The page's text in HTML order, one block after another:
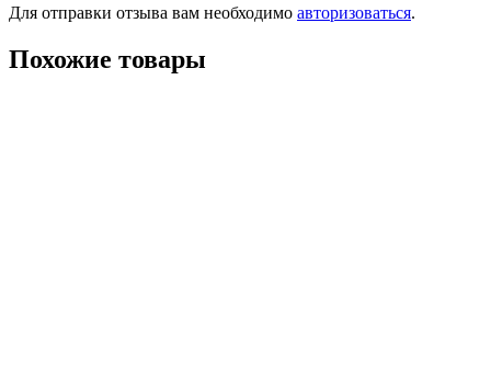
Для отправки отзыва вам необходимо авторизоваться.
Похожие товары